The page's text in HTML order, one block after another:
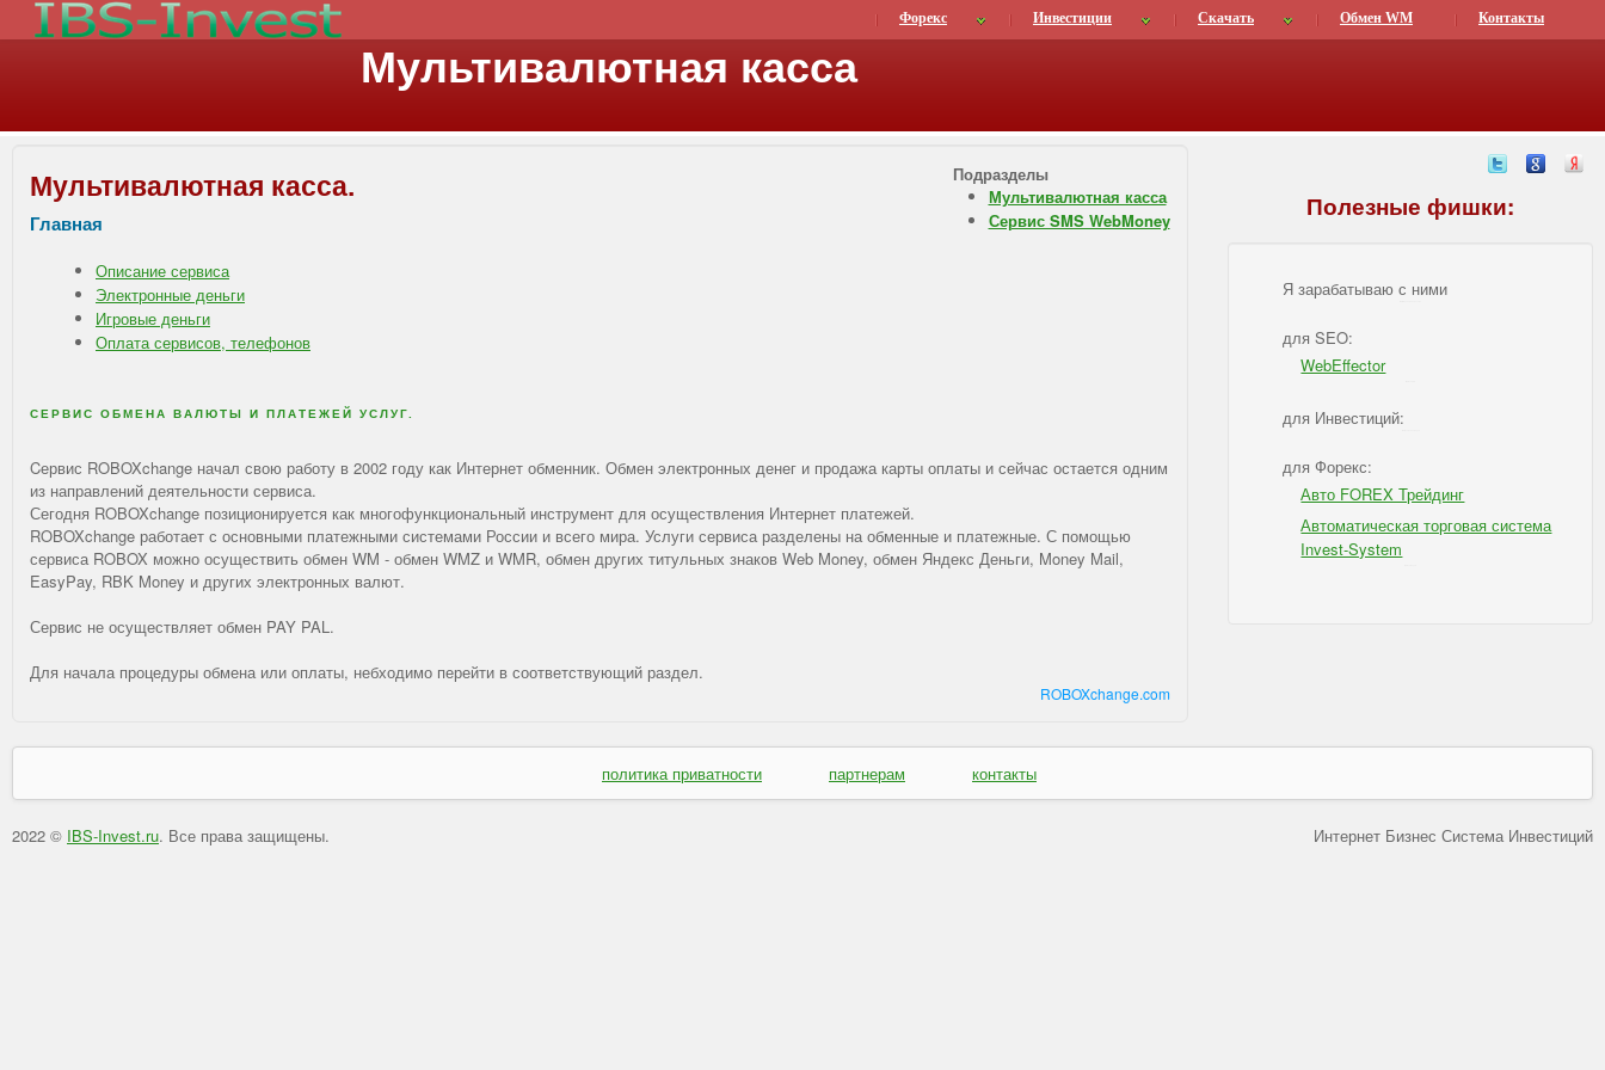
Форекс Инвестиции Скачать Обмен WM Контакты
Мультивалютная касса
Подразделы
Мультивалютная касса
Сервис SMS WebMoney
Мультивалютная касса.
Главная
Описание сервиса
Электронные деньги
Игровые деньги
Оплата сервисов, телефонов
СЕРВИС ОБМЕНА ВАЛЮТЫ И ПЛАТЕЖЕЙ УСЛУГ.
Cервис ROBOXchange начал свою работу в 2002 году как Интернет обменник. Обмен электронных денег и продажа карты оплаты и сейчас остается одним
из направлений деятельности сервиса.
Сегодня ROBOXchange позиционируется как многофункциональный инструмент для осуществления Интернет платежей.
ROBOXchange работает с основными платежными системами России и всего мира. Услуги сервиса разделены на обменные и платежные. С помощью
сервиса ROBOX можно осуществить обмен WM - обмен WMZ и WMR, обмен других титульных знаков Web Money, обмен Яндекс Деньги, Money Mail,
EasyPay, RBK Money и других электронных валют.
Сервис не осуществляет обмен PAY PAL.
Для начала процедуры обмена или оплаты, небходимо перейти в соответствующий раздел.
ROBOXchange.com
Полезные фишки:
Я зарабатываю с ними
для SEO:
WebEffector
для Инвестиций:
для Форекс:
Авто FOREX Трейдинг
Автоматическая торговая система
Invest-System
политика приватности партнерам контакты
Интернет Бизнес Система Инвестиций
2022 © IBS-Invest.ru. Все права защищены.